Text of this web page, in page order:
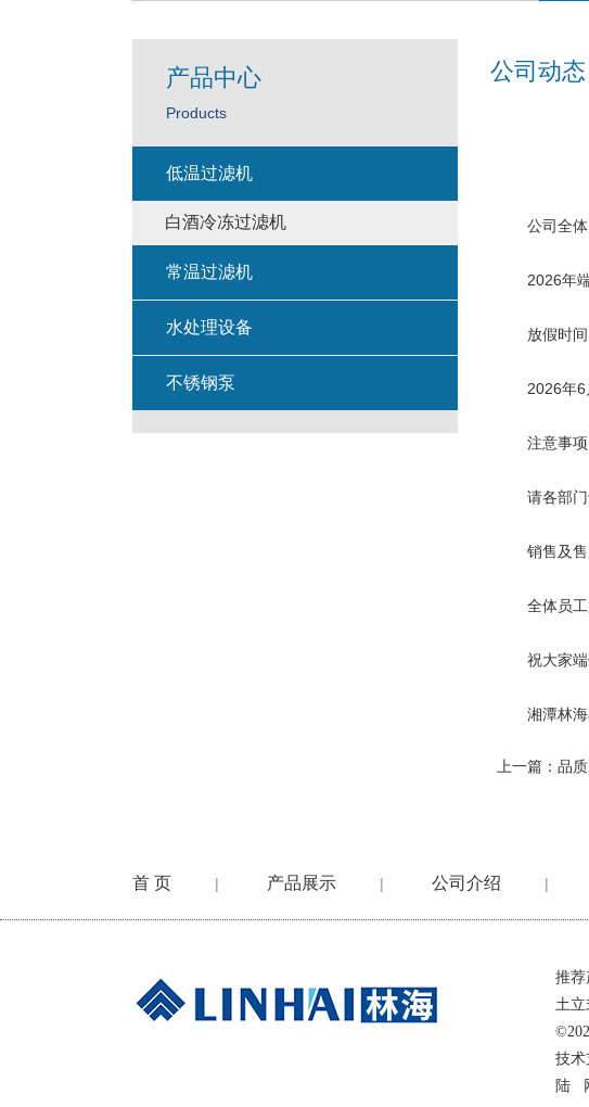
公司动态
公司全体
2026年端
放假时间
2026年6月
注意事项
请各部门于
销售及售后
全体员工放
祝大家端
湘潭林海
上一篇： 品
产品中心
Products
低温过滤机
白酒冷冻过滤机
常温过滤机
水处理设备
不锈钢泵
首 页 | 产品展示 | 公司介绍 |
推荐
土立
技术
陆